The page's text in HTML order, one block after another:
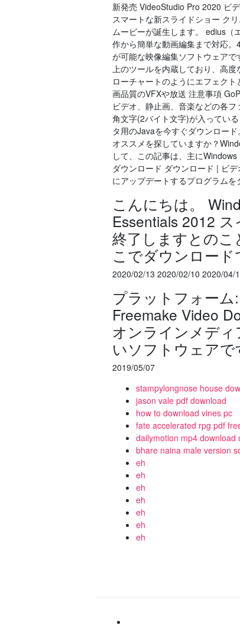
新発売 VideoStudio Pro 2020 ビ
スマートな新スライドショー ク
ムービーが誕生します。 edius（
作から簡単な動画編集まで対応
が可能な映像編集ソフトウェア
上のツールを内蔵しており、高
ローチャートのようにエフェク
画品質のVFXや放送 注意事項
ビデオ、静止画、音楽などの各
角文字(2バイト文字)が入ってい
タ用のJavaを今すぐダウンロー
オススメを探していますか？
して、この記事は、主に
ダウンロード ダウンロード | ビ
にアップデートするプログラムを
こんにちは。
Essentials 2012
終了しますとのこ
こでダウンロード
2020/02/13 2020/02/10 2020/04/
プラットフォーム
Freemake Video
オンラインメデ
いソフトウェアで
2019/05/07
stampylongnose house
jason vale pdf download
how to download vines pc
fate accelerated rpg pdf
dailymotion mp4 download
bhare naina male version
eh
eh
eh
eh
eh
eh
eh